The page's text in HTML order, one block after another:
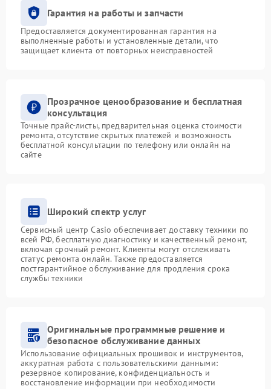
Гарантия на работы и запчасти
Предоставляется документированная гарантия на
выполненные работы и установленные детали, что
защищает клиента от повторных неисправностей
Прозрачное ценообразование и бесплатная
консультация
Точные прайс-листы, предварительная оценка стоимости
ремонта, отсутствие скрытых платежей и возможность
бесплатной консультации по телефону или онлайн на
сайте
Широкий спектр услуг
Сервисный центр Casio обеспечивает доставку техники по
всей РФ, бесплатную диагностику и качественный ремонт,
включая срочный ремонт. Клиенты могут отслеживать
статус ремонта онлайн. Также предоставляется
постгарантийное обслуживание для продления срока
службы техники
Оригинальные программные решение и
безопасное обслуживание данных
Использование официальных прошивок и инструментов,
аккуратная работа с пользовательскими данными:
резервное копирование, конфиденциальность и
восстановление информации при необходимости